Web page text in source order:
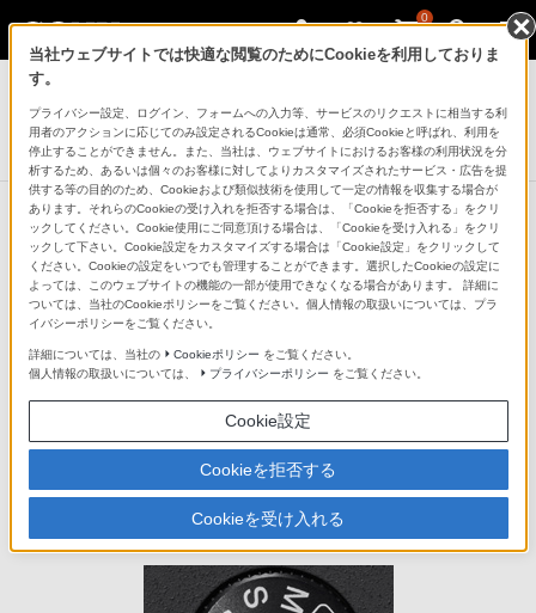
0
デジタル一眼カメラ α（アルファ）
デジタル一眼カメラ
α6600
こだわりの表現に応える露出モード
フルオートの簡単撮影機能のほか、本格的にクリエイテ
ィブな意図を反映できる露出モードを搭載。シャッター
スピードと絞り値を自動設定する「プログラムオート
（P）」をはじめ、「絞り優先（A）」「シャッタースピ
ード優先（S）」「マニュアル（M）」モードのほか、好
みの設定を登録できる「MR（メモリーリコール）モー
ド」を搭載。モードダイヤルから自分好みの設定をすば
やく呼びだせます。
当社ウェブサイトでは快適な閲覧のためにCookieを利用しておりま
す。
プライバシー設定、ログイン、フォームへの入力等、サービスのリクエストに相当する利
用者のアクションに応じてのみ設定されるCookieは通常、必須Cookieと呼ばれ、利用を
停止することができません。また、当社は、ウェブサイトにおけるお客様の利用状況を分
析するため、あるいは個々のお客様に対してよりカスタマイズされたサービス・広告を提
供する等の目的のため、Cookieおよび類似技術を使用して一定の情報を収集する場合が
あります。それらのCookieの受け入れを拒否する場合は、「Cookieを拒否する」をクリ
ックしてください。Cookie使用にご同意頂ける場合は、「Cookieを受け入れる」をクリ
ックして下さい。Cookie設定をカスタマイズする場合は「Cookie設定」をクリックして
ください。Cookieの設定をいつでも管理することができます。選択したCookieの設定に
よっては、このウェブサイトの機能の一部が使用できなくなる場合があります。 詳細に
ついては、当社のCookieポリシーをご覧ください。個人情報の取扱いについては、プラ
イバシーポリシーをご覧ください。
詳細については、当社の Cookieポリシー をご覧ください。
個人情報の取扱いについては、
プライバシーポリシー をご覧ください。
Cookie設定
Cookieを拒否する
Cookieを受け入れる